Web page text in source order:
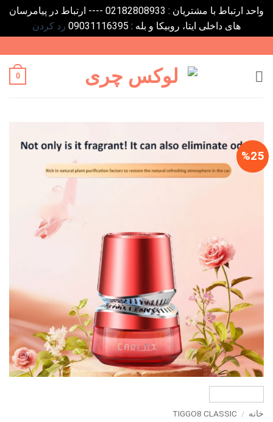
واحد ارتباط با مشتریان : 02182808933 ---- ارتباط در پیامرسان
های داخلی ایتا، روبیکا و بله : 09031116395
رد کردن
to
content
0
%25
خانه /
TIGGO8 CLASSIC